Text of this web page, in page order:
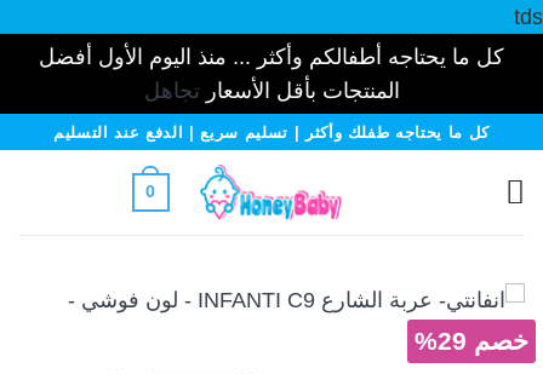
tds
كل ما يحتاجه أطفالكم وأكثر ... منذ اليوم الأول أفضل
المنتجات بأقل الأسعارتجاهل
تخطيكل ما يحتاجه طفلك وأكثر | تسليم سريع | الدفع عند التسليم
0
خصم 29%